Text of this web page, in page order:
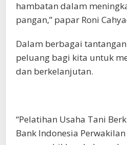
keterampilan dan akses
modern, para petani dan
dengan cara yang lebih
berkelanjutan.
kita dapat mengurangi
terhadap impor pangan